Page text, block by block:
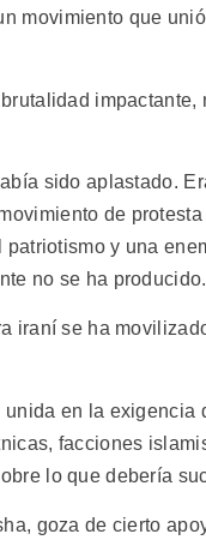
movimiento que
sido aplastado.
de
y una
no se ha producido.
iraní se ha
en la
facciones
lo que debería
goza de cierto